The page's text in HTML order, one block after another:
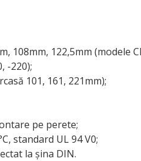
108mm, 122,5mm (modele
-220);
101, 161, 221mm);
pe perete;
standard UL 94 V0;
la șina DIN.